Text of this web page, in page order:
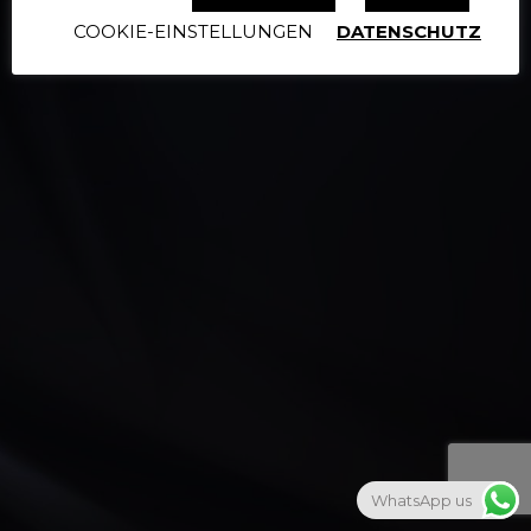
COOKIE-EINSTELLUNGEN DATENSCHUTZ
WhatsApp us